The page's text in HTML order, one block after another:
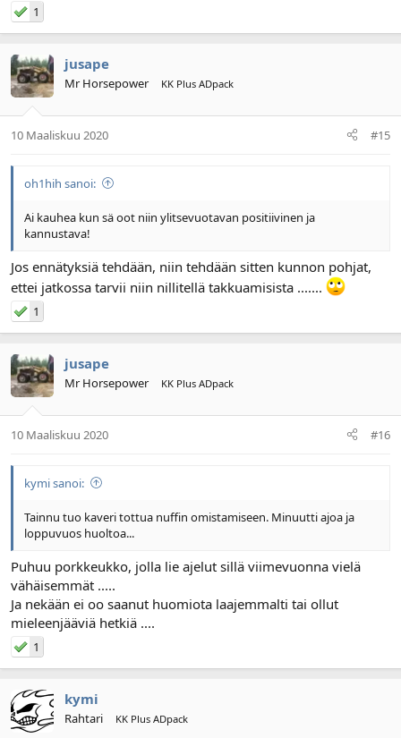
1
jusape
Mr Horsepower KK Plus ADpack
10 Maaliskuu 2020 #15
oh1hih sanoi:
Ai kauhea kun sä oot niin ylitsevuotavan positiivinen ja
kannustava!
Jos ennätyksiä tehdään, niin tehdään sitten kunnon pohjat,
ettei jatkossa tarvii niin nillitellä takkuamisista .......
1
jusape
Mr Horsepower KK Plus ADpack
10 Maaliskuu 2020 #16
kymi sanoi:
Tainnu tuo kaveri tottua nuffin omistamiseen. Minuutti ajoa ja
loppuvuos huoltoa...
Puhuu porkkeukko, jolla lie ajelut sillä viimevuonna vielä
vähäisemmät .....
Ja nekään ei oo saanut huomiota laajemmalti tai ollut
mieleenjääviä hetkiä ....
1
kymi
Rahtari KK Plus ADpack